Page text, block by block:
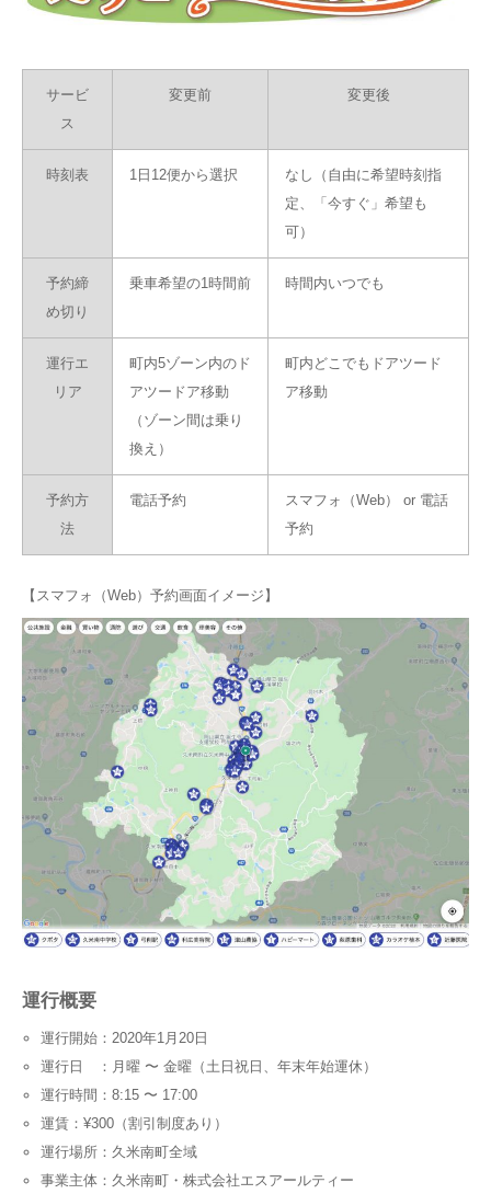
サービ
ス
変更前 変更後
時刻表 1日12便から選択
なし（自由に希望時刻指
定、「今すぐ」希望も
可）
予約締
め切り
乗車希望の1時間前 時間内いつでも
運行エ
リア
町内5ゾーン内のド
アツードア移動
（ゾーン間は乗り
換え）
町内どこでもドアツード
ア移動
予約方
法
電話予約
スマフォ（Web） or 電話
予約
【スマフォ（Web）予約画面イメージ】
運行概要
運行開始：2020年1月20日
運行日 ：月曜 〜 金曜（土日祝日、年末年始運休）
運行時間：8:15 〜 17:00
運賃：¥300（割引制度あり）
運行場所：久米南町全域
事業主体：久米南町・株式会社エスアールティー